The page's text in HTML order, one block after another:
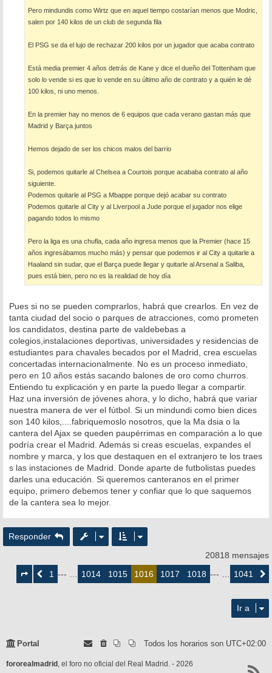
Pero mindundis como Wirtz que en aquel tiempo costarían menos que Modric,
salen por 140 kilos de un club de segunda fila
El PSG se da el lujo de rechazar 200 kilos por un jugador que acaba contrato
Está media premier 4 años detrás de Kane y dice el dueño del Tottenham que
solo lo vende si es que lo vende en su último año de contrato y a quién le dé
100 kilos, ni uno menos.
En la premier hay no menos de 6 equipos que cada verano gastan más que
Madrid y Barça juntos
Hemos dejado de ser los chicos malos del barrio
Si, podemos quitarle al Chelsea a Courtois porque acababa contrato al año
siguiente.
Podemos quitarle al PSG a Mbappe porque dejó acabar su contrato
Podemos quitarle al City y al Liverpool a Jude porque el jugador nos elige
pagando todos lo mismo
Pero la liga es una chufla, cada año ingresa menos que la Premier (hace 15
años ingresábamos mucho más) y pensar que podemos ir al City a quitarle a
Haaland sin sudar, que el Barça puede llegar y quitarle al Arsenal a Saliba,
pues está bien, pero no es la realidad de hoy día
Pues si no se pueden comprarlos, habrá que crearlos. En vez de
tanta ciudad del socio o parques de atracciones, como prometen
los candidatos, destina parte de valdebebas a
colegios,instalaciones deportivas, universidades y residencias de
estudiantes para chavales becados por el Madrid, crea escuelas
concertadas internacionalmente. No es un proceso inmediato,
pero en 10 años estás sacando balones de oro como churros.
Entiendo tu explicación y en parte la puedo llegar a compartir.
Haz una inversión de jóvenes ahora, y lo dicho, habrá que variar
nuestra manera de ver el fútbol. Si un mindundi como bien dices
son 140 kilos,....fabriquemoslo nosotros, que la Ma dsia o la
cantera del Ajax se queden paupérrimas en comparación a lo que
podría crear el Madrid. Además si creas escuelas, expandes el
nombre y marca, y los que destaquen en el extranjero te los traes
s las instaciones de Madrid. Donde aparte de futbolistas puedes
darles una educación. Si queremos canteranos en el primer
equipo, primero debemos tener y confiar que lo que saquemos
de la cantera sea lo mejor.
Responder
20818 mensajes
1016
deAnterior
1 --- … 1014 1015 1016 1017 1018 --- … 1041
Ir a
Portal Todos los horarios son UTC+02:00
fororealmadrid , el foro no oficial del Real Madrid. - 2026